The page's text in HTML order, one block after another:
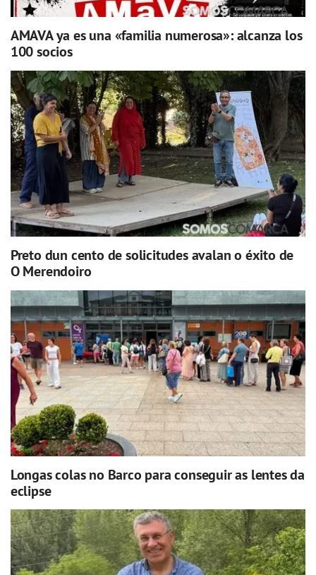
AMAVA ya es una «familia numerosa»: alcanza los
100 socios
Preto dun cento de solicitudes avalan o éxito de
O Merendoiro
Longas colas no Barco para conseguir as lentes da
eclipse